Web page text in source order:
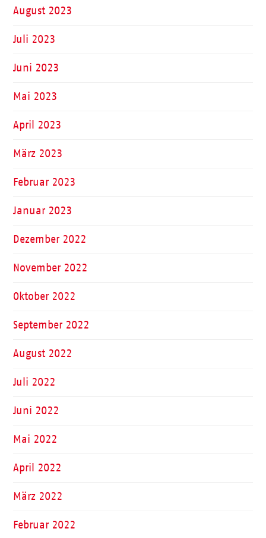
August 2023
Juli 2023
Juni 2023
Mai 2023
April 2023
März 2023
Februar 2023
Januar 2023
Dezember 2022
November 2022
Oktober 2022
September 2022
August 2022
Juli 2022
Juni 2022
Mai 2022
April 2022
März 2022
Februar 2022